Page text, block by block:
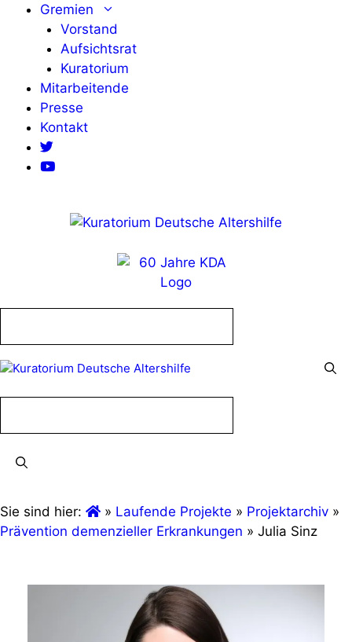
Zum
springen
Gremien
Vorstand
Aufsichtsrat
Kuratorium
Mitarbeitende
Presse
Kontakt
Sie sind hier: » Laufende Projekte » Projektarchiv »
Prävention demenzieller Erkrankungen » Julia Sinz